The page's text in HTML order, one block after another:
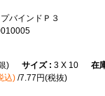
バインドＰ３
) 3 X 10
込) 7.77円(税抜)